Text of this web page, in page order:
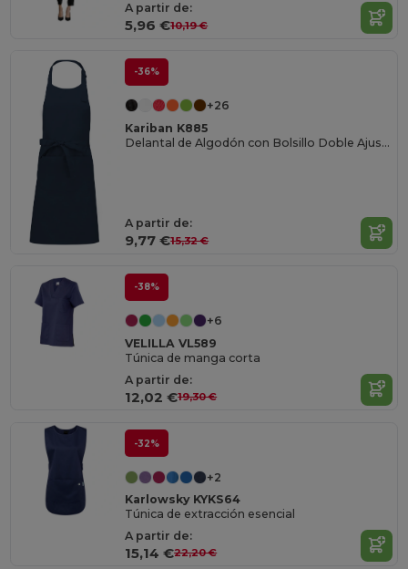
A partir de:
5,96 €10,19 €
-36%
+26
Kariban K885
Delantal de Algodón con Bolsillo Doble Ajustable
A partir de:
9,77 €15,32 €
-38%
+6
VELILLA VL589
Túnica de manga corta
A partir de:
12,02 €19,30 €
-32%
+2
Karlowsky KYKS64
Túnica de extracción esencial
A partir de:
15,14 €22,20 €